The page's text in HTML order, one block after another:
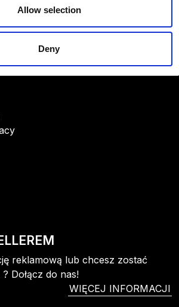
Allow selection
Deny
reklamową lub chcesz zostać
Dołącz do nas!
WIĘCEJ INFORMACJI